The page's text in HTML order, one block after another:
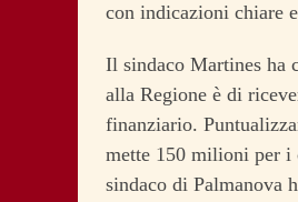
con indicazioni chiare
Il sindaco Martines ha
alla Regione è di
finanziario.
mette 150 milioni per
sindaco di Palmanova